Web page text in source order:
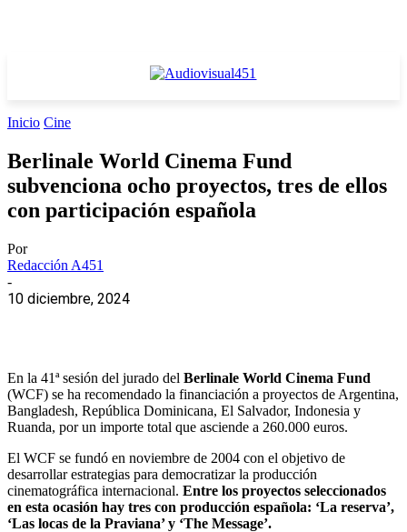
Inicio Cine
Berlinale World Cinema Fund
subvenciona ocho proyectos, tres de ellos
con participación española
Por
Redacción A451
-
10 diciembre, 2024
En la 41ª sesión del jurado del Berlinale World Cinema Fund
(WCF) se ha recomendado la financiación a proyectos de Argentina,
Bangladesh, República Dominicana, El Salvador, Indonesia y
Ruanda, por un importe total que asciende a 260.000 euros.
El WCF se fundó en noviembre de 2004 con el objetivo de
desarrollar estrategias para democratizar la producción
cinematográfica internacional. Entre los proyectos seleccionados
en esta ocasión hay tres con producción española: ‘La reserva’,
‘Las locas de la Praviana’ y ‘The Message’.